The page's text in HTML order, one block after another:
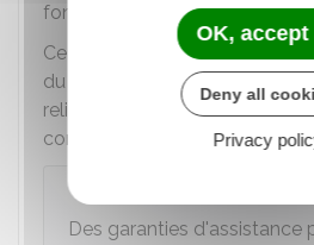
fonction des volontés du
Ce type de contrat peut aussi
du défunt de certaines
religieux, annonce dans la
concession, etc.), selon le
Des garanties d'assistance
OK, accept
Deny all
Privacy